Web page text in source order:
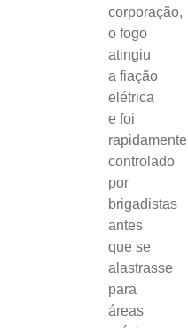
corporação,
o fogo
atingiu
a fiação
elétrica
e foi
rapidamente
controlado
por
brigadistas
antes
que se
alastrasse
para
áreas